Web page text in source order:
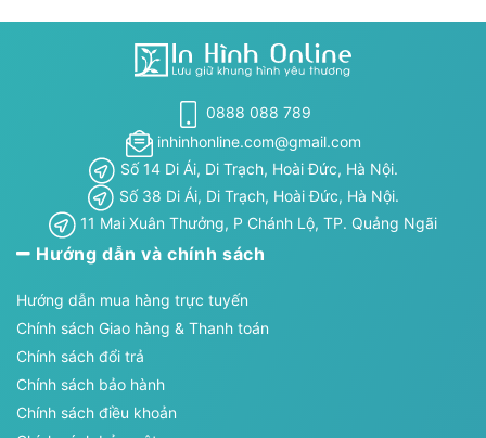
0888 088 789
inhinhonline.com@gmail.com
Số 14 Di Ái, Di Trạch, Hoài Đức, Hà Nội.
Số 38 Di Ái, Di Trạch, Hoài Đức, Hà Nội.
11 Mai Xuân Thưởng, P Chánh Lộ, TP. Quảng Ngãi
Hướng dẫn và chính sách
Hướng dẫn mua hàng trực tuyến
Chính sách Giao hàng & Thanh toán
Chính sách đổi trả
Chính sách bảo hành
Chính sách điều khoản